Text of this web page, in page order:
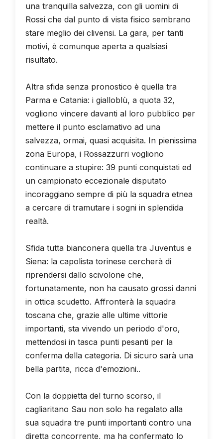
una tranquilla salvezza, con gli uomini di
Rossi che dal punto di vista fisico sembrano
stare meglio dei clivensi. La gara, per tanti
motivi, è comunque aperta a qualsiasi
risultato.
Altra sfida senza pronostico è quella tra
Parma e Catania: i gialloblù, a quota 32,
vogliono vincere davanti al loro pubblico per
mettere il punto esclamativo ad una
salvezza, ormai, quasi acquisita. In pienissima
zona Europa, i Rossazzurri vogliono
continuare a stupire: 39 punti conquistati ed
un campionato eccezionale disputato
incoraggiano sempre di più la squadra etnea
a cercare di tramutare i sogni in splendida
realtà.
Sfida tutta bianconera quella tra Juventus e
Siena: la capolista torinese cercherà di
riprendersi dallo scivolone che,
fortunatamente, non ha causato grossi danni
in ottica scudetto. Affronterà la squadra
toscana che, grazie alle ultime vittorie
importanti, sta vivendo un periodo d'oro,
mettendosi in tasca punti pesanti per la
conferma della categoria. Di sicuro sarà una
bella partita, ricca d'emozioni..
Con la doppietta del turno scorso, il
cagliaritano Sau non solo ha regalato alla
sua squadra tre punti importanti contro una
diretta concorrente, ma ha confermato lo